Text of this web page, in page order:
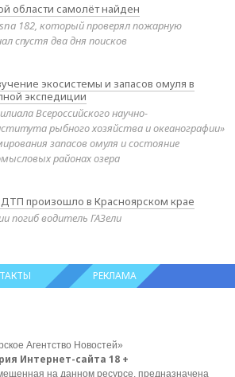
области самолёт найден
182, который проверял пожарную
спустя два дня поисков
экосистемы и запасов омуля в
экспедиции
Всероссийского научно-
рыбного хозяйства и океанографии»
запасов омуля и состояние
районах озера
произошло в Красноярском крае
погиб водитель ГАЗели
РЕКЛАМА
Агентство Новостей»
Интернет-сайта 18 +
на данном ресурсе, предназначена